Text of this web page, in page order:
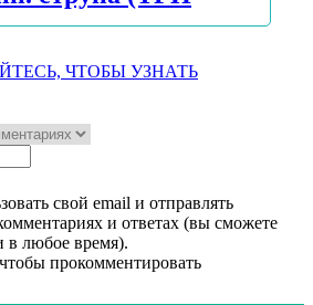
ЧТОБЫ УЗНАТЬ
свой email и отправлять
и ответах (вы cможете
в любое время).
прокомментировать